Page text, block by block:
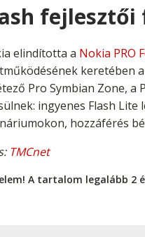
elindította a Nokia PRO
keretében
Pro Symbian Zone,
ingyenes Flash
hozzáférés
TMCnet
A tartalom legalább 2